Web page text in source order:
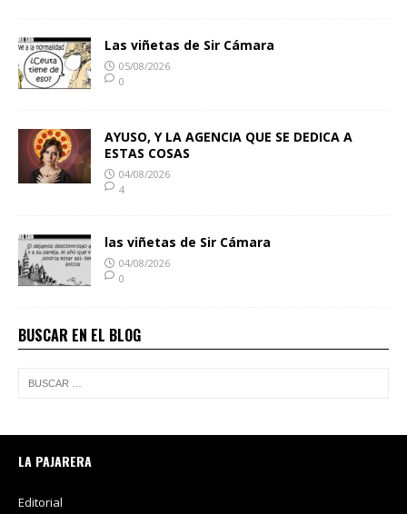
Las viñetas de Sir Cámara
05/08/2026
0
AYUSO, Y LA AGENCIA QUE SE DEDICA A
ESTAS COSAS
04/08/2026
4
las viñetas de Sir Cámara
04/08/2026
0
BUSCAR EN EL BLOG
LA PAJARERA
Editorial